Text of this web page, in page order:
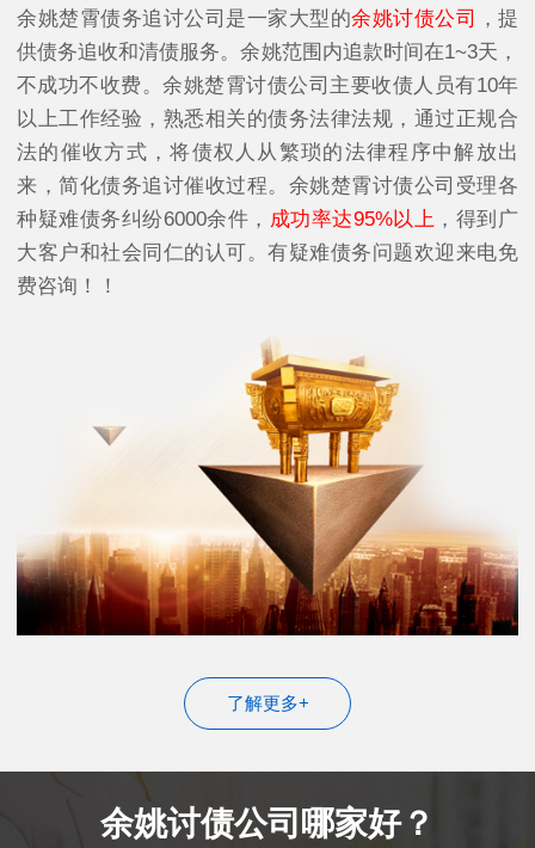
余姚楚霄债务追讨公司是一家大型的余姚讨债公司
，提
供债务追收和清债服务。余姚范围内追款时间在1~3天，
不成功不收费。余姚楚霄讨债公司主要收债人员有10年
以上工作经验，熟悉相关的债务法律法规，通过正规合
法的催收方式，将债权人从繁琐的法律程序中解放出
来，简化债务追讨催收过程。余姚楚霄讨债公司受理各
种疑难债务纠纷6000余件， 成功率达95%以上 ，得到广
大客户和社会同仁的认可。有疑难债务问题欢迎来电免
费咨询！！
了解更多+
余姚讨债公司哪家好？